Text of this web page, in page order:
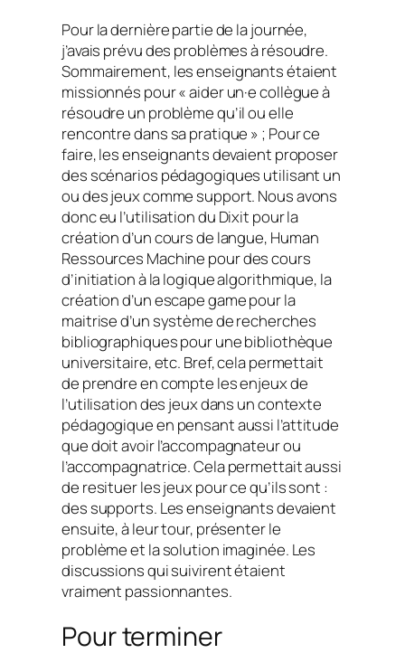
Pour la dernière partie de la journée,
j’avais prévu des problèmes à résoudre.
Sommairement, les enseignants étaient
missionnés pour « aider un·e collègue à
résoudre un problème qu’il ou elle
rencontre dans sa pratique » ; Pour ce
faire, les enseignants devaient proposer
des scénarios pédagogiques utilisant un
ou des jeux comme support. Nous avons
donc eu l’utilisation du Dixit pour la
création d’un cours de langue, Human
Ressources Machine pour des cours
d’initiation à la logique algorithmique, la
création d’unescape gamepour la
maitrise d’un système de recherches
bibliographiques pour une bibliothèque
universitaire, etc. Bref, cela permettait
de prendre en compte les enjeux de
l’utilisation des jeux dans un contexte
pédagogique en pensant aussi l’attitude
que doit avoir l’accompagnateur ou
l’accompagnatrice. Cela permettait aussi
de resituer les jeux pour ce qu’ils sont :
des supports. Les enseignants devaient
ensuite, à leur tour, présenter le
problème et la solution imaginée. Les
discussions qui suivirent étaient
vraiment passionnantes.
Pour terminer